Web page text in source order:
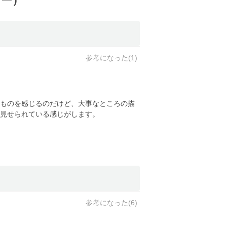
参考になった(1)
のを感じるのだけど、大事なところの描
せられている感じがします。
参考になった(6)